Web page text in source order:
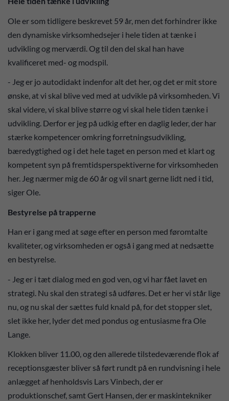
Ole er som tidligere beskrevet 59 år, men det forhindrer ikke
den dynamiske virksomhedsejer i hele tiden at tænke i
udvikling og merværdi. Og til den del skal han have
kvalificeret med- og modspil.
- Jeg er jo autodidakt indenfor alt det her, og det er mit store
ønske, at vi skal blive ved med at udvikle på virksomheden. Vi
skal videre, vi skal blive større og vi skal hele tiden tænke i
udvikling. Derfor er jeg på udkig efter en daglig leder, der har
stærke kompetencer omkring forretningsudvikling,
bæredygtighed og i det hele taget en person med et klart og
kompetent syn på fremtidsperspektiverne for virksomheden
her. Jeg nærmer mig de 60 år og vil snart gerne lidt ned i tid,
siger Ole.
Bestyrelse på trapperne
Han er i gang med at søge efter en person med føromtalte
kvaliteter, og virksomheden er også i gang med at nedsætte
en bestyrelse.
- Jeg er i tæt dialog med en god ven, og vi har fået lavet en
strategi. Nu skal den strategi så udføres. Det er her vi står lige
nu, og nu skal der sættes fuld knald på, for det stopper slet,
slet ikke her, lyder det med pondus og entusiasme fra Ole
Lange.
Klokken bliver 11.00, og den allerede tilstedeværende flok af
receptionsgæster bliver så ført rundt på en rundvisning i hele
anlægget af henholdsvis Lars Vinbech, der er
produktionschef, samt Gert Hansen, der er maskintekniker